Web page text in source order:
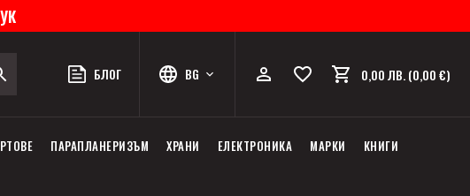
БЛОГ BG 0,00 ЛВ. (0,00 €)
ПАРАПЛАНЕРИЗЪМ ХРАНИ ЕЛЕКТРОНИКА МАРКИ КНИГИ